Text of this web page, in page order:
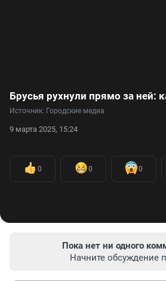
Источник: Городские медиа
9 марта 2025, 15:24
0 0 0
Пока нет ни одного
Начните обсуждение